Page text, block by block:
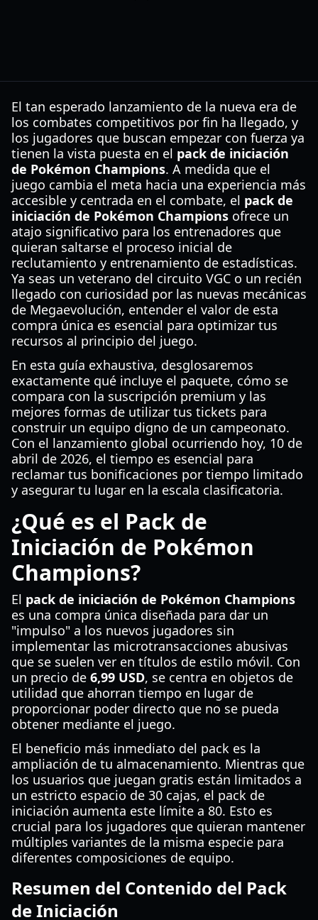
El tan esperado lanzamiento de la nueva era de
los combates competitivos por fin ha llegado, y
los jugadores que buscan empezar con fuerza ya
tienen la vista puesta en el pack de iniciación
de Pokémon Champions. A medida que el
juego cambia el meta hacia una experiencia más
accesible y centrada en el combate, el pack de
iniciación de Pokémon Champions ofrece un
atajo significativo para los entrenadores que
quieran saltarse el proceso inicial de
reclutamiento y entrenamiento de estadísticas.
Ya seas un veterano del circuito VGC o un recién
llegado con curiosidad por las nuevas mecánicas
de Megaevolución, entender el valor de esta
compra única es esencial para optimizar tus
recursos al principio del juego.
En esta guía exhaustiva, desglosaremos
exactamente qué incluye el paquete, cómo se
compara con la suscripción premium y las
mejores formas de utilizar tus tickets para
construir un equipo digno de un campeonato.
Con el lanzamiento global ocurriendo hoy, 10 de
abril de 2026, el tiempo es esencial para
reclamar tus bonificaciones por tiempo limitado
y asegurar tu lugar en la escala clasificatoria.
¿Qué es el Pack de
Iniciación de Pokémon
Champions?
El pack de iniciación de Pokémon Champions
es una compra única diseñada para dar un
"impulso" a los nuevos jugadores sin
implementar las microtransacciones abusivas
que se suelen ver en títulos de estilo móvil. Con
un precio de 6,99 USD, se centra en objetos de
utilidad que ahorran tiempo en lugar de
proporcionar poder directo que no se pueda
obtener mediante el juego.
El beneficio más inmediato del pack es la
ampliación de tu almacenamiento. Mientras que
los usuarios que juegan gratis están limitados a
un estricto espacio de 30 cajas, el pack de
iniciación aumenta este límite a 80. Esto es
crucial para los jugadores que quieran mantener
múltiples variantes de la misma especie para
diferentes composiciones de equipo.
Resumen del Contenido del Pack
de Iniciación